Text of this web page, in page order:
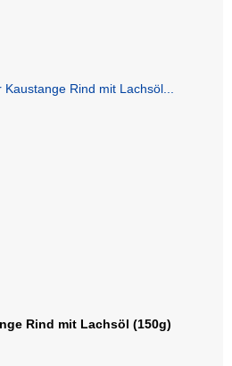
Rind mit Lachsöl (150g)